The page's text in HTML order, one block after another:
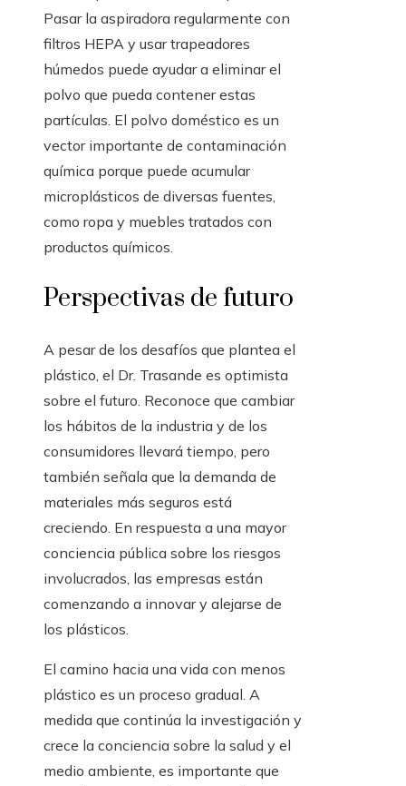
Pasar la aspiradora regularmente con
filtros HEPA y usar trapeadores
húmedos puede ayudar a eliminar el
polvo que pueda contener estas
partículas. El polvo doméstico es un
vector importante de contaminación
química porque puede acumular
microplásticos de diversas fuentes,
como ropa y muebles tratados con
productos químicos.
Perspectivas de futuro
A pesar de los desafíos que plantea el
plástico, el Dr. Trasande es optimista
sobre el futuro. Reconoce que cambiar
los hábitos de la industria y de los
consumidores llevará tiempo, pero
también señala que la demanda de
materiales más seguros está
creciendo. En respuesta a una mayor
conciencia pública sobre los riesgos
involucrados, las empresas están
comenzando a innovar y alejarse de
los plásticos.
El camino hacia una vida con menos
plástico es un proceso gradual. A
medida que continúa la investigación y
crece la conciencia sobre la salud y el
medio ambiente, es importante que